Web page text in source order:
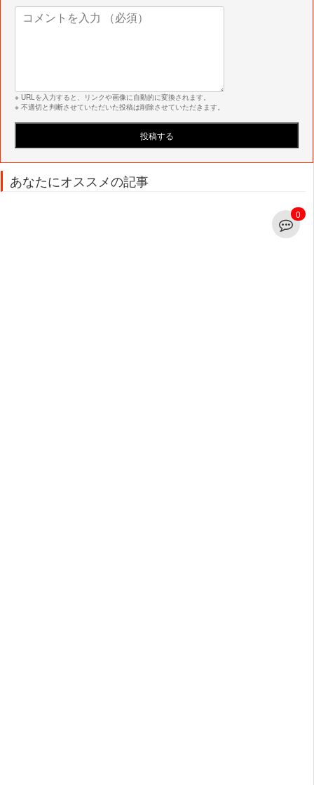
0
※ URLを入力すると、リンクや画像に自動的に変換されます。
※ 不適切と判断させていただいた投稿は削除させていただきます。
あなたにオススメの記事